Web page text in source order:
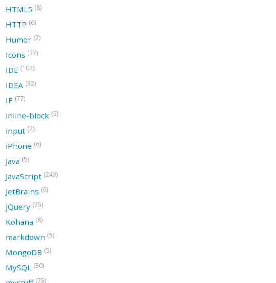
HTML5 (8)
HTTP (6)
Humor (7)
Icons (37)
IDE (107)
IDEA (32)
IE (77)
inline-block (5)
input (7)
iPhone (6)
Java (5)
JavaScript (243)
JetBrains (6)
jQuery (75)
Kohana (8)
markdown (5)
MongoDB (5)
MySQL (30)
(75)